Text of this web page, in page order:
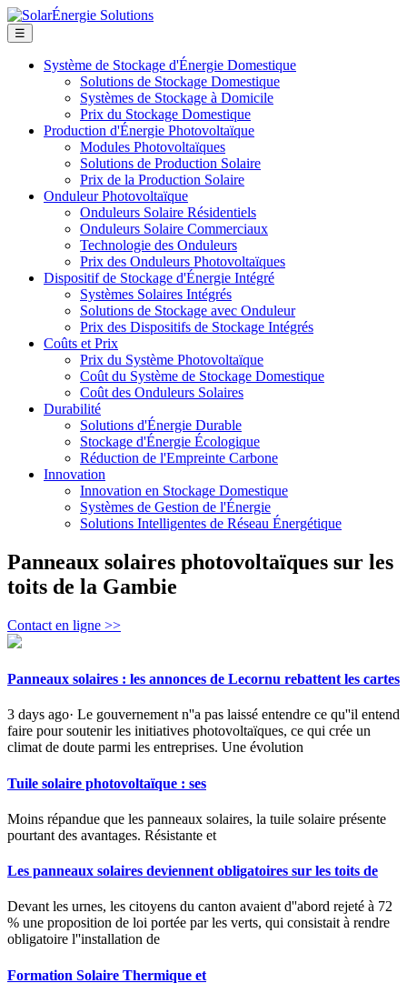
☰
Système de Stockage d'Énergie Domestique
Solutions de Stockage Domestique
Systèmes de Stockage à Domicile
Prix du Stockage Domestique
Production d'Énergie Photovoltaïque
Modules Photovoltaïques
Solutions de Production Solaire
Prix de la Production Solaire
Onduleur Photovoltaïque
Onduleurs Solaire Résidentiels
Onduleurs Solaire Commerciaux
Technologie des Onduleurs
Prix des Onduleurs Photovoltaïques
Dispositif de Stockage d'Énergie Intégré
Systèmes Solaires Intégrés
Solutions de Stockage avec Onduleur
Prix des Dispositifs de Stockage Intégrés
Coûts et Prix
Prix du Système Photovoltaïque
Coût du Système de Stockage Domestique
Coût des Onduleurs Solaires
Durabilité
Solutions d'Énergie Durable
Stockage d'Énergie Écologique
Réduction de l'Empreinte Carbone
Innovation
Innovation en Stockage Domestique
Systèmes de Gestion de l'Énergie
Solutions Intelligentes de Réseau Énergétique
Panneaux solaires photovoltaïques sur les
toits de la Gambie
Contact en ligne >>
Panneaux solaires : les annonces de Lecornu rebattent les cartes
3 days ago· Le gouvernement n''a pas laissé entendre ce qu''il entend
faire pour soutenir les initiatives photovoltaïques, ce qui crée un
climat de doute parmi les entreprises. Une évolution
Tuile solaire photovoltaïque : ses
Moins répandue que les panneaux solaires, la tuile solaire présente
pourtant des avantages. Résistante et
Les panneaux solaires deviennent obligatoires sur les toits de
Devant les urnes, les citoyens du canton avaient d''abord rejeté à 72
% une proposition de loi portée par les verts, qui consistait à rendre
obligatoire l''installation de
Formation Solaire Thermique et